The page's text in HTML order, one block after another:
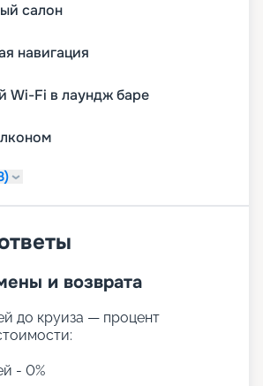
салон
навигация
Wi-Fi в лаундж баре
и возврата
до круиза — процент
- 0%